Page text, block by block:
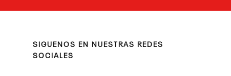
SIGUENOS EN NUESTRAS REDES
SOCIALES